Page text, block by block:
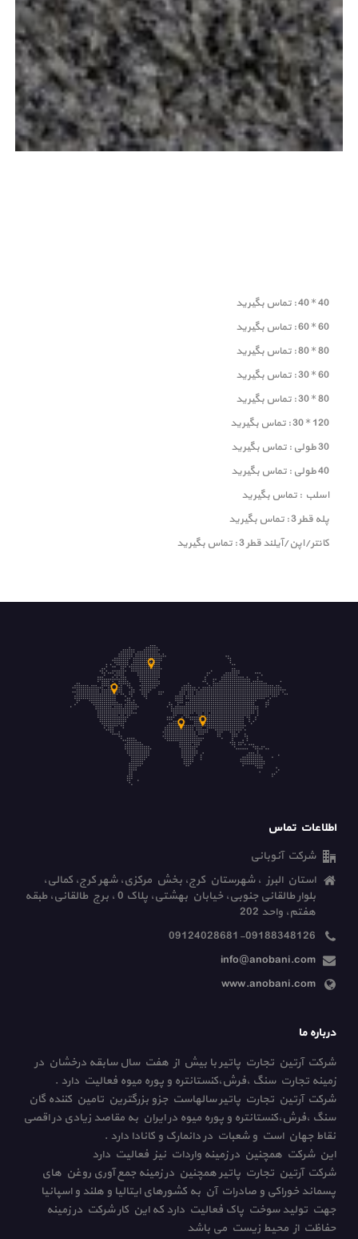
40 * 40 : تماس بگیرید
60 * 60 : تماس بگیرید
80 * 80 : تماس بگیرید
60 * 30 : تماس بگیرید
80 * 30 : تماس بگیرید
120 * 30 : تماس بگیرید
30 طولی : تماس بگیرید
40 طولی : تماس بگیرید
اسلب : تماس بگیرید
پله قطر 3 : تماس بگیرید
کانتر/اپن/آیلند قطر 3 : تماس بگیرید
اطلاعات تماس
شرکت آنوبانی
استان البرز ، شهرستان کرج، بخش مرکزی، شهر کرج، کمالی،
بلوار طالقانی جنوبی، خیابان بهشتی، پلاک 0 ، برج طالقانی، طبقه
هفتم، واحد 202
09124028681-09188348126
info@anobani.com
www.anobani.com
درباره ما
شرکت آرتین تجارت پاتیر با بیش از هفت سال سابقه درخشان در
زمینه تجارت سنگ ،فرش،کنستانتره و پوره میوه فعالیت دارد .
شرکت آرتین تجارت پاتیر سالهاست جزو بزرگترین تامین کننده گان
سنگ ،فرش،کنستانتره و پوره میوه در ایران به مقاصد زیادی در اقصی
نقاط جهان است و شعبات در دانمارک و کانادا دارد .
این شرکت همچنین در زمینه واردات نیز فعالیت دارد
شرکت آرتین تجارت پاتیر همچنین در زمینه جمع آوری روغن های
پسماند خوراکی و صادرات آن به کشورهای ایتالیا و هلند و اسپانیا
جهت تولید سوخت پاک فعالیت دارد که این کار شرکت در زمینه
حفاظت از محیط زیست می باشد